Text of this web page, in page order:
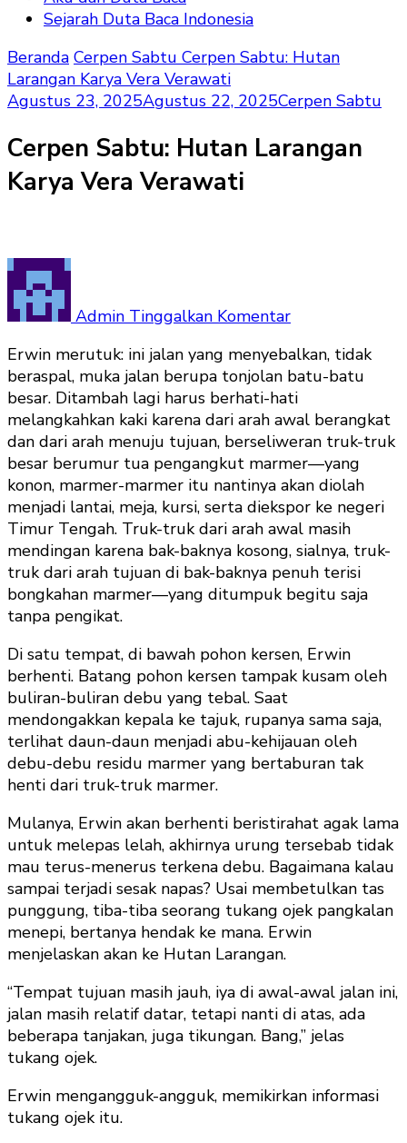
Sejarah Duta Baca Indonesia
Beranda Cerpen Sabtu Cerpen Sabtu: Hutan
Larangan Karya Vera Verawati
Agustus 23, 2025Agustus 22, 2025Cerpen Sabtu
Cerpen Sabtu: Hutan Larangan
Karya Vera Verawati
Admin Tinggalkan KomentarSabtu:
Larangan
Karya
Vera
Verawati
Erwin merutuk: ini jalan yang menyebalkan, tidak
beraspal, muka jalan berupa tonjolan batu-batu
besar. Ditambah lagi harus berhati-hati
melangkahkan kaki karena dari arah awal berangkat
dan dari arah menuju tujuan, berseliweran truk-truk
besar berumur tua pengangkut marmer—yang
konon, marmer-marmer itu nantinya akan diolah
menjadi lantai, meja, kursi, serta diekspor ke negeri
Timur Tengah. Truk-truk dari arah awal masih
mendingan karena bak-baknya kosong, sialnya, truk-
truk dari arah tujuan di bak-baknya penuh terisi
bongkahan marmer—yang ditumpuk begitu saja
tanpa pengikat.
Di satu tempat, di bawah pohon kersen, Erwin
berhenti. Batang pohon kersen tampak kusam oleh
buliran-buliran debu yang tebal. Saat
mendongakkan kepala ke tajuk, rupanya sama saja,
terlihat daun-daun menjadi abu-kehijauan oleh
debu-debu residu marmer yang bertaburan tak
henti dari truk-truk marmer.
Mulanya, Erwin akan berhenti beristirahat agak lama
untuk melepas lelah, akhirnya urung tersebab tidak
mau terus-menerus terkena debu. Bagaimana kalau
sampai terjadi sesak napas? Usai membetulkan tas
punggung, tiba-tiba seorang tukang ojek pangkalan
menepi, bertanya hendak ke mana. Erwin
menjelaskan akan ke Hutan Larangan.
“Tempat tujuan masih jauh, iya di awal-awal jalan ini,
jalan masih relatif datar, tetapi nanti di atas, ada
beberapa tanjakan, juga tikungan. Bang,” jelas
tukang ojek.
Erwin mengangguk-angguk, memikirkan informasi
tukang ojek itu.